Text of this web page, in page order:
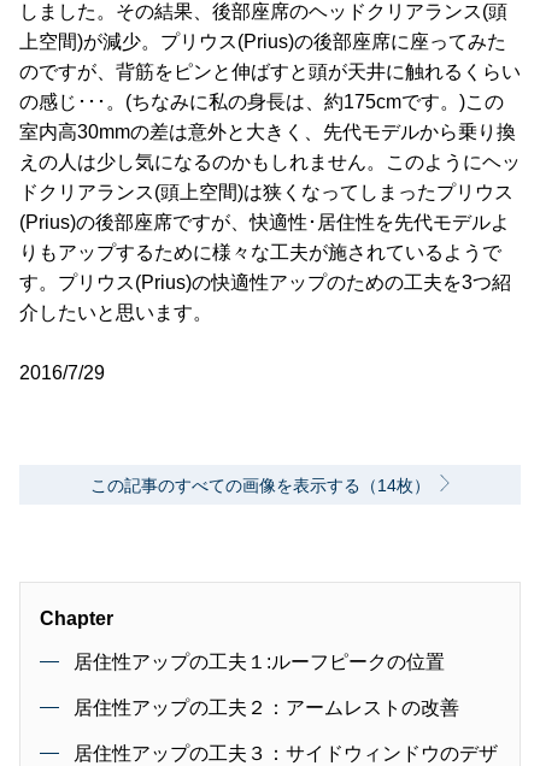
しました。その結果、後部座席のヘッドクリアランス(頭
上空間)が減少。プリウス(Prius)の後部座席に座ってみた
のですが、背筋をピンと伸ばすと頭が天井に触れるくらい
の感じ･･･。(ちなみに私の身長は、約175cmです。)この
室内高30mmの差は意外と大きく、先代モデルから乗り換
えの人は少し気になるのかもしれません。このようにヘッ
ドクリアランス(頭上空間)は狭くなってしまったプリウス
(Prius)の後部座席ですが、快適性･居住性を先代モデルよ
りもアップするために様々な工夫が施されているようで
す。プリウス(Prius)の快適性アップのための工夫を3つ紹
介したいと思います。
2016/7/29
この記事のすべての画像を表示する（14枚）
Chapter
居住性アップの工夫１:ルーフピークの位置
居住性アップの工夫２：アームレストの改善
居住性アップの工夫３：サイドウィンドウのデザ